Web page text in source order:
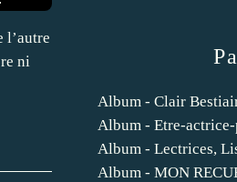
l’autre
ni
Album - Clair
Album - Etre-
Album - Lectrices,
Album - MON